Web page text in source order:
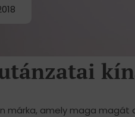
márka, amely maga magát